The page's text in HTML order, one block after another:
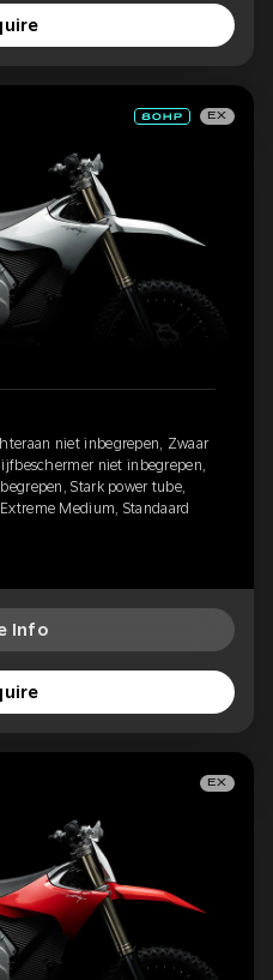
EX
niet inbegrepen, Zwaar
niet inbegrepen,
Stark power tube,
Medium, Standaard
Info
EX